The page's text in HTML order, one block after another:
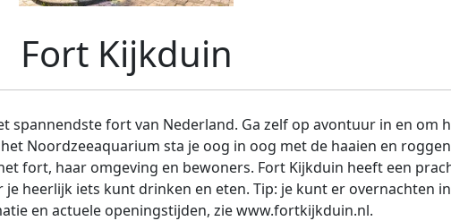
Fort Kijkduin
spannendste fort van Nederland. Ga zelf op avontuur in en om
Noordzeeaquarium sta je oog in oog met de haaien en
fort, haar omgeving en bewoners. Fort Kijkduin heeft een
heerlijk iets kunt drinken en eten. Tip: je kunt er overnachten
en actuele openingstijden, zie www.fortkijkduin.nl.